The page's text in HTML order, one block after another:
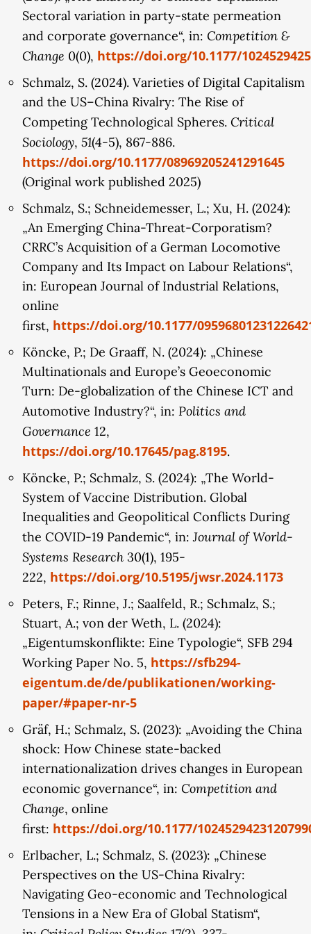
(„Decoupling“), scheinen dieselben Unternehmen
auf dem EU-Binnenmarkt lediglich ihre Strategien
zu adaptieren (u. a. Veränderung von
Geschäftsfeldern). Im Zentrum der Analyse stehen
deshalb ein Vergleich der
unternehmensbezogenen Eigentumskonflikte in
den USA und der EU, die jeweiligen
eigentumsbezogenen staatlichen Reaktionen in
Industrie- und (Außen-)Wirtschaftspolitik auf die
Internationalisierung chinesischer Unternehmen
sowie die sich verändernden Geschäftstätigkeiten
dieser Unternehmen in der EU und den USA. Das
Projekt verfolgt ein Mixed-Methods-Design: In
einem ersten Schritt werden die
staatlichen Reaktionen in den USA und der EU
vergleichend untersucht. Daraufhin wird der in
der ersten Förderphase erstellte SinoTop500-
Datensatz (zu Eigentumsstrukturen der größten
chinesischen Unternehmen) um Daten zu den
Auswirkungen der eigentumsbezogenen
staatlichen Maßnahmen erweitert und
anschließend mittels deskriptiver Statistik
untersucht. Diese Analyse wird durch qualitative
ausgewählter chinesischer Unternehmen in den
USA und der EU vertieft.
Sectoral variation in party-state permeation
and corporate governance“, in: Competition &
Change 0(0), https://doi.org/10.1177/
Schmalz, S. (2024). Varieties of Digital Capitalism
and the US–China Rivalry: The Rise of
Competing Technological Spheres. Critical
Sociology, 51(4-5), 867-886.
https://doi.org/10.1177/08969205241291645
(Original work published 2025)
Schmalz, S.; Schneidemesser, L.; Xu, H. (2024):
„An Emerging China-Threat-Corporatism?
CRRC’s Acquisition of a German Locomotive
Company and Its Impact on Labour Relations“,
in: European Journal of Industrial Relations,
online
first, https://doi.org/10.1177/
Köncke, P.; De Graaff, N. (2024): „Chinese
Multinationals and Europe’s Geoeconomic
Turn: De-globalization of the Chinese ICT and
Automotive Industry?“, in: Politics and
Governance 12,
https://doi.org/10.17645/pag.8195.
Köncke, P.; Schmalz, S. (2024): „The World-
System of Vaccine Distribution. Global
Inequalities and Geopolitical Conflicts During
the COVID-19 Pandemic“, in:Journal of World-
Systems Research30(1), 195-
222, https://doi.org/10.5195/jwsr.2024.1173
Peters, F.; Rinne, J.; Saalfeld, R.; Schmalz, S.;
Stuart, A.; von der Weth, L. (2024):
„Eigentumskonflikte: Eine Typologie“, SFB 294
Working Paper No. 5, https://sfb294-
eigentum.de/de/publikationen/working-
paper/#paper-nr-5
Gräf, H.; Schmalz, S. (2023): „Avoiding the China
shock: How Chinese state-backed
internationalization drives changes in European
economic governance“, in: Competition and
Change, online
first: https://doi.org/10.1177/
Erlbacher, L.; Schmalz, S. (2023): „Chinese
Perspectives on the US-China Rivalry:
Navigating Geo-economic and Technological
Tensions in a New Era of Global Statism“,